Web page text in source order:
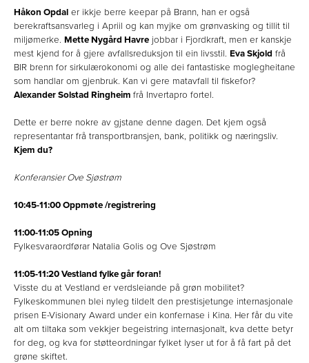
Håkon Opdal er ikkje berre keepar på Brann, han er også
berekraftsansvarleg i Apriil og kan myjke om grønvasking og tillit til
miljømerke. Mette Nygård Havre jobbar i Fjordkraft, men er kanskje
mest kjend for å gjere avfallsreduksjon til ein livsstil. Eva Skjold frå
BIR brenn for sirkulærokonomi og alle dei fantastiske moglegheitane
som handlar om gjenbruk. Kan vi gere matavfall til fiskefor?
Alexander Solstad Ringheim frå Invertapro fortel.
Dette er berre nokre av gjstane denne dagen. Det kjem også
representantar frå transportbransjen, bank, politikk og næringsliv.
Kjem du?
Konferansier Ove Sjøstrøm
10:45-11:00 Oppmøte /registrering
11:00-11:05 Opning
Fylkesvaraordførar Natalia Golis og Ove Sjøstrøm
11:05-11:20 Vestland fylke går foran!
Visste du at Vestland er verdsleiande på grøn mobilitet?
Fylkeskommunen blei nyleg tildelt den prestisjetunge internasjonale
prisen E-Visionary Award under ein konfernase i Kina. Her får du vite
alt om tiltaka som vekkjer begeistring internasjonalt, kva dette betyr
for deg, og kva for støtteordningar fylket lyser ut for å få fart på det
grøne skiftet.